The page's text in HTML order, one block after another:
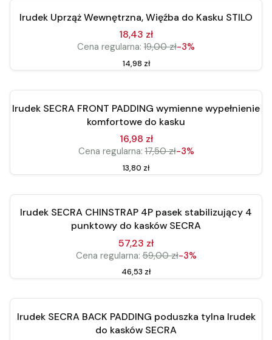
Irudek Uprząż Wewnętrzna, Więźba do Kasku STILO
18,43 zł
Cena regularna: 19,00 zł-3%
Cena
14,98 zł
Okazja
Do koszyka
Irudek SECRA FRONT PADDING wymienne wypełnienie
komfortowe do kasku
16,98 zł
Cena regularna: 17,50 zł-3%
Cena
13,80 zł
Okazja
Do koszyka
Irudek SECRA CHINSTRAP 4P pasek stabilizujący 4
punktowy do kasków SECRA
57,23 zł
Cena regularna: 59,00 zł-3%
Cena
46,53 zł
Okazja
Do koszyka
Irudek SECRA BACK PADDING poduszka tylna Irudek
do kasków SECRA